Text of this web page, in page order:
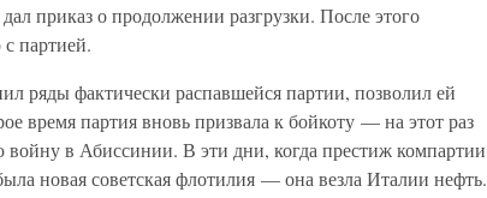
приказ о продолжении разгрузки. После этого
партией.
ряды фактически распавшейся партии, позволил ей
время партия вновь призвала к бойкоту — на этот раз
в Абиссинии. В эти дни, когда престиж компартии
новая советская флотилия — она везла Италии нефть.